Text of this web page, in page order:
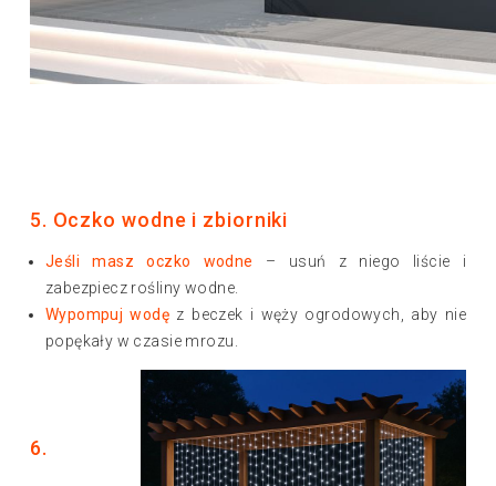
5. Oczko wodne i zbiorniki
Jeśli masz oczko wodne
– usuń z niego liście i
zabezpiecz rośliny wodne.
Wypompuj wodę z beczek i węży ogrodowych, aby nie
popękały w czasie mrozu.
6.